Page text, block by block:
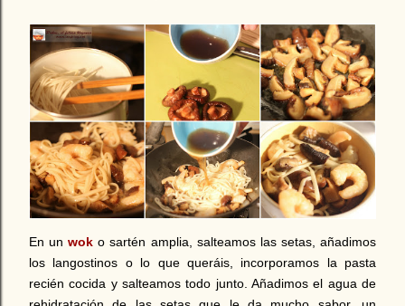
En unwoko sartén amplia, salteamos las setas, añadimos
los langostinos o lo que queráis, incorporamos la pasta
recién cocida y salteamos todo junto. Añadimos el agua de